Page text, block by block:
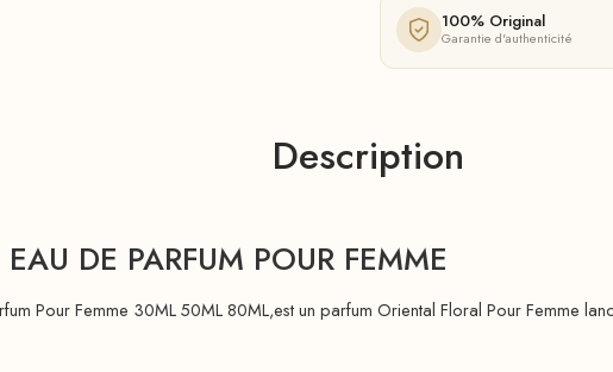
100% Original
Garantie d'authenticité
Description
DE PARFUM POUR FEMME
Pour Femme 30ML 50ML 80ML,est un parfum Oriental Floral Pour Femme